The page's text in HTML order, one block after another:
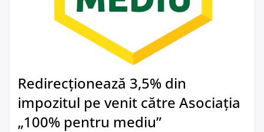
Redirecționează 3,5% din
impozitul pe venit către Asociația
„100% pentru mediu”